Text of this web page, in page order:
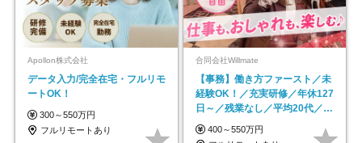
Apollon株式会社
データ入力/完全在宅・フルリモ
ートOK！
300～550万円
フルリモートあり
合同会社Willmate
【事務】働き方ファースト／未
経験OK！／充実研修／年休127
日～／残業なし／平均20代／リ
モートOK
400～550万円